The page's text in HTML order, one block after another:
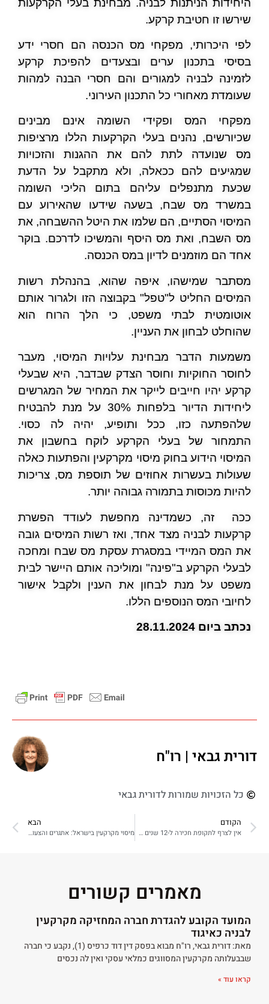
שירשו זו חטיבת קרקע.
לפי היכרותי, מפקחי מס הכנסה הם חסרי ידע
בסיסי בתכנון ערים ובצעדים להפיכת קרקע
לזמינה לבניה למגורים והם חסרי הבנה למהות
שעומדת מאחורי כל התכנון העירוני.
מפקחי המס ופקידי השומה אינם מבינים
שכיורשים, נהנים בעלי הקרקעות הללו מרציפות
מס שנועדה לתת להם את ההגנות והזכויות
שמגיעים להם ככאלה, ולא מתקבל על הדעת
שכעת מתנפלים עליהם בתום הליכי השומה
במשרד מס שבח, בשעה שידעו שהאירוע עם
המיסוי הסתיים, הם שלמו את היטל ההשבחה, את
מס השבח, ואת מס היסף והמשיכו לדרכם. בוקר
אחד הם מוזמנים לדיון במס הכנסה.
מסתבר שמישהו, איפה שהוא, בהנהלת רשות
המיסים החליט ל"טפל" בקבוצה הזו ולגרור אותם
אוטומטית לבתי משפט, כי הלך הרוח הוא
שהוחלט לבחון את העניין.
משמעות הדבר מבחינת עלויות המיסוי, מעבר
לחוסר החוקיות וחוסר הצדק שבדבר, היא שבעלי
קרקע יהיו חייבים לייקר את המחיר של המגרשים
ליחידות הדיור בלפחות 30% על מנת להבטיח
שלהפתעה כזו, ככל ותופיע, יהיה לה כסוי.
התמחור של בעלי הקרקע לוקח בחשבון את
המיסוי הידוע בחוק מיסוי מקרקעין והפתעות כאלה
שעולות בעשרות אחוזים של תוספת מס, צריכות
להיות מכוסות בתמורה גבוהה יותר.
ככה זה, כשמדינה מחפשת לעודד הפשרת
קרקעות לבניה מצד אחד, ואז רשות המיסים גובה
את המס המיידי במסגרת עסקת מס שבח ומחכה
לבעלי הקרקע ב"פינה" ומוליכה אותם היישר לבית
משפט על מנת לבחון את הענין ולקבל אישור
לחיובי המס הנוספים הללו.
נכתב ביום 28.11.2024
דורית גבאי | רו"ח
כל הזכויות שמורות לדורית גבאי
הקודם
אין לצרף לתקופת חכירה ל-12 שנים תקופת חכירה נוספת ל-25 שנים כאשר רק ניתנה הודעה על הכוונה להאריך את תקופת החכירה ומבלי שנחתם הסכם מחייב בעניין
הבא
מיסוי מקרקעין בישראל: אתגרים והצעות לפתרונות
מאמרים קשורים
המועד הקובע להגדרת חברה המחזיקה מקרקעין
לבניה כאיגוד
מאת: דורית גבאי, רו"ח מבוא בפסק דין דוד כרפיס (1), נקבע כי חברה
שבבעלותה מקרקעין המסווגים כמלאי עסקי ואין לה נכסים
קראו עוד »